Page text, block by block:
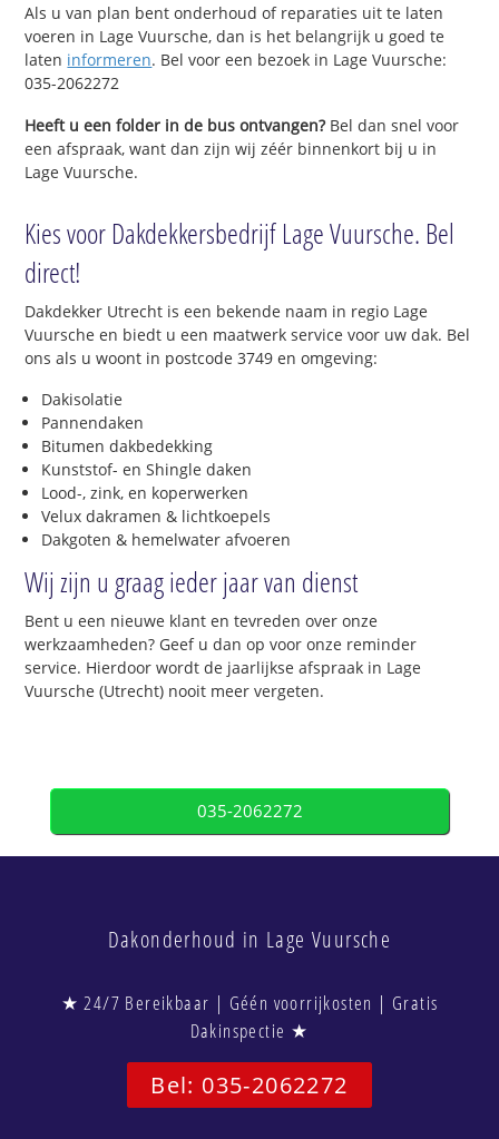
Als u van plan bent onderhoud of reparaties uit te laten
voeren in Lage Vuursche, dan is het belangrijk u goed te
laten informeren. Bel voor een bezoek in Lage Vuursche:
035-2062272
Heeft u een folder in de bus ontvangen?Bel dan snel voor
een afspraak, want dan zijn wij zéér binnenkort bij u in
Lage Vuursche.
Kies voor Dakdekkersbedrijf Lage Vuursche. Bel
direct!
Dakdekker Utrecht is een bekende naam in regio Lage
Vuursche en biedt u een maatwerk service voor uw dak. Bel
ons als u woont in postcode 3749 en omgeving:
Dakisolatie
Pannendaken
Bitumen dakbedekking
Kunststof- en Shingle daken
Lood-, zink, en koperwerken
Velux dakramen & lichtkoepels
Dakgoten & hemelwater afvoeren
Wij zijn u graag ieder jaar van dienst
Bent u een nieuwe klant en tevreden over onze
werkzaamheden? Geef u dan op voor onze reminder
service. Hierdoor wordt de jaarlijkse afspraak in Lage
Vuursche (Utrecht) nooit meer vergeten.
035-2062272
Dakonderhoud in Lage Vuursche
★ 24/7 Bereikbaar | Géén voorrijkosten | Gratis
Dakinspectie ★
Bel: 035-2062272